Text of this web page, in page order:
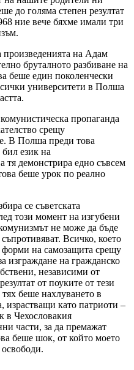
до голяма степен резултат
ние вече бяхме имали три
на Адам
бруталното разбиване на
беше един поколенчески
университети в Полша
пропаганда
срещу
В Полша преди това
език на
тя демонстрира едно съвсем
беше урок по реално
се съветската
този момент на изгубени
не може да бъде
Всичко, което
форми на самозащита срещу
изграждане на гражданско
независими от
от поуките от тези
беше нахлуването в
израстващи като патриоти –
в Чехословакия
части, за да премажат
беше шок, от който моето